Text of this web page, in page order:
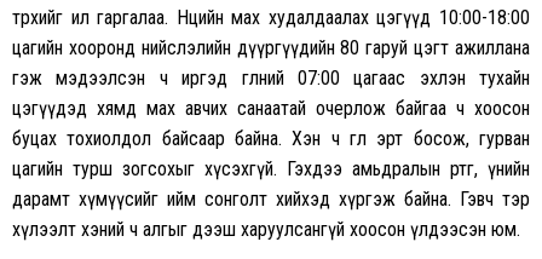
төрхийг ил гаргалаа. Нөөцийн мах худалдаалах цэгүүд 10:00-18:00
цагийн хооронд нийслэлийн дүүргүүдийн 80 гаруй цэгт ажиллана
гэж мэдээлсэн ч иргэд өглөөний 07:00 цагаас эхлэн тухайн
цэгүүдэд хямд мах авчих санаатай очерлож байгаа ч хоосон
буцах тохиолдол байсаар байна. Хэн ч өглөө эрт босож, гурван
цагийн турш зогсохыг хүсэхгүй. Гэхдээ амьдралын өртөг, үнийн
дарамт хүмүүсийг ийм сонголт хийхэд хүргэж байна. Гэвч тэр
хүлээлт хэний ч алгыг дээш харуулсангүй хоосон үлдээсэн юм.